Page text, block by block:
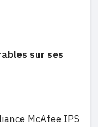
sur ses
McAfee IPS